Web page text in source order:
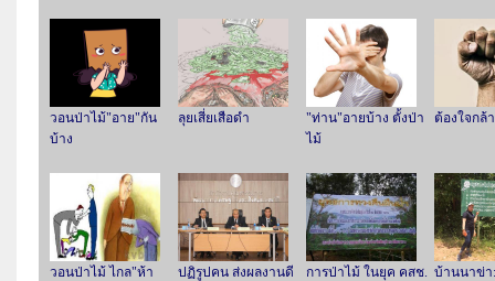
วอนป่าไม้"อาย"กัน
บ้าง
ลุยเสี่ยเสือดำ
"ท่าน"อายบ้าง ตั้งป่า
ไม้
ต้องใจกล้
วอนป่าไม้ ไกล"ห้า
ปฏิรูปคน ส่งผลงานดี การป่าไม้ ในยุค คสช. บ้านนาข่